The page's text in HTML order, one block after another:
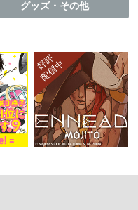
グッズ・その他